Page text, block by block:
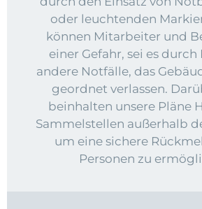
oder leuchtenden
können Mitarbeiter und
einer Gefahr, sei es durch
andere Notfälle, das
geordnet verlassen.
beinhalten unsere Pläne
Sammelstellen außerhalb
um eine sichere
Personen zu